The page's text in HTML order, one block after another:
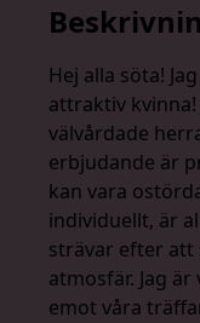
Hej alla söta!
attraktiv
välvårdade
erbjudande är
kan vara
individuellt, är
strävar efter att
atmosfär. Jag
emot våra